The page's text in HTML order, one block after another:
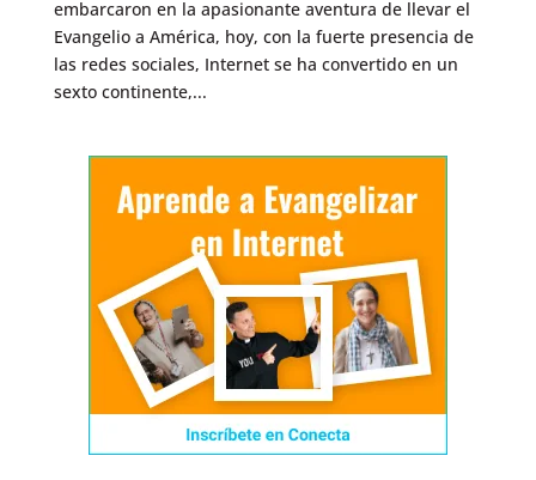
embarcaron en la apasionante aventura de llevar el
Evangelio a América, hoy, con la fuerte presencia de
las redes sociales, Internet se ha convertido en un
sexto continente,...